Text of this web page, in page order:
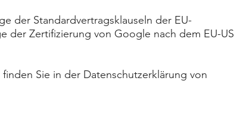
der Standardvertragsklauseln der EU-
der Zertifizierung von Google nach dem EU-US
Sie in der Datenschutzerklärung von